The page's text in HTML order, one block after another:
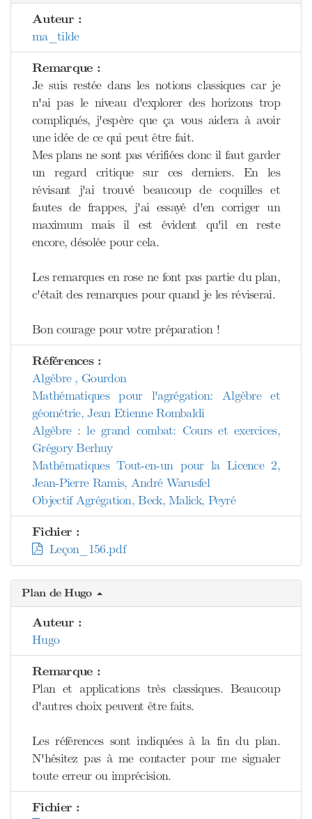
Auteur :
ma_tilde
Remarque :
Je suis restée dans les notions classiques car je
n'ai pas le niveau d'explorer des horizons trop
compliqués, j'espère que ça vous aidera à avoir
une idée de ce qui peut être fait.
Mes plans ne sont pas vérifiées donc il faut garder
un regard critique sur ces derniers. En les
révisant j'ai trouvé beaucoup de coquilles et
fautes de frappes, j'ai essayé d'en corriger un
maximum mais il est évident qu'il en reste
encore, désolée pour cela.
Les remarques en rose ne font pas partie du plan,
c'était des remarques pour quand je les réviserai.
Bon courage pour votre préparation !
Références :
Algèbre , Gourdon
Mathématiques pour l'agrégation: Algèbre et
géométrie, Jean Etienne Rombaldi
Algèbre : le grand combat: Cours et exercices,
Grégory Berhuy
Mathématiques Tout-en-un pour la Licence 2,
Jean-Pierre Ramis, André Warusfel
Objectif Agrégation, Beck, Malick, Peyré
Fichier :
Leçon_156.pdf
Plan de Hugo
Auteur :
Hugo
Remarque :
Plan et applications très classiques. Beaucoup
d'autres choix peuvent être faits.
Les références sont indiquées à la fin du plan.
N'hésitez pas à me contacter pour me signaler
toute erreur ou imprécision.
Fichier :